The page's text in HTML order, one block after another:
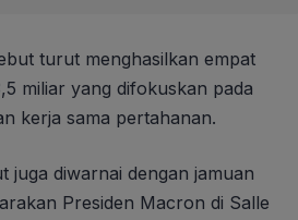
turut menghasilkan empat
miliar yang difokuskan pada
kerja sama pertahanan.
juga diwarnai dengan jamuan
Presiden Macron di Salle